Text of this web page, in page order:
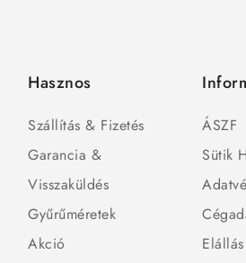
Hasznos
Szállítás & Fizetés
Garancia &
Visszaküldés
Gyűrűméretek
Akció
ÁSZF
Sütik
Elállás